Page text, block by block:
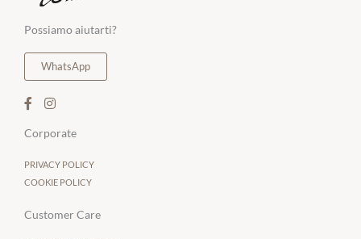
Possiamo aiutarti?
WhatsApp
Corporate
PRIVACY POLICY
COOKIE POLICY
Customer Care